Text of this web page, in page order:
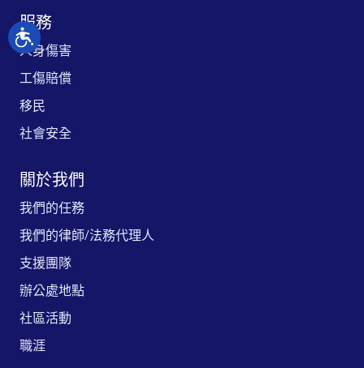
服務
人身傷害
工傷賠償
移民
社會安全
關於我們
我們的任務
我們的律師/法務代理人
支援團隊
辦公處地點
社區活動
職涯